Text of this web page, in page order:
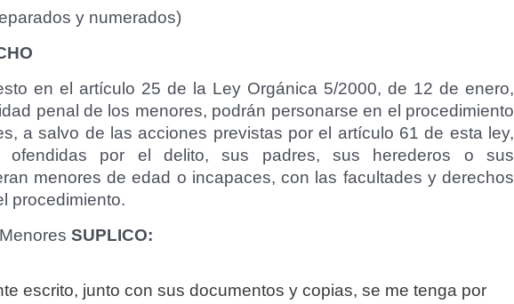
y numerados)
en el artículo 25 de la Ley Orgánica 5/2000, de 12 de enero,
penal de los menores, podrán personarse en el procedimiento
a salvo de las acciones previstas por el artículo 61 de esta ley,
ofendidas por el delito, sus padres, sus herederos o sus
menores de edad o incapaces, con las facultades y derechos
procedimiento.
SUPLICO:
escrito, junto con sus documentos y copias, se me tenga por